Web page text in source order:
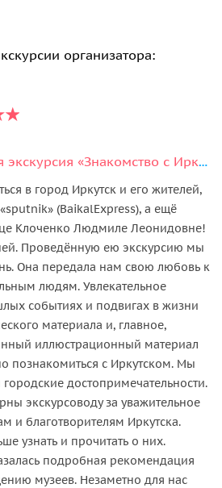
организатора:
Групповая обзорная экскурсия «Знакомство с Иркутском»
в город Иркутск и его жителей,
(BaikalExpress), а ещё
Клоченко Людмиле Леонидовне!
Проведённую ею экскурсию мы
Она передала нам свою любовь к
людям. Увлекательное
событиях и подвигах в жизни
материала и, главное,
иллюстрационный материал
познакомиться с Иркутском. Мы
достопримечательности.
экскурсоводу за уважительное
и благотворителям Иркутска.
узнать и прочитать о них.
подробная рекомендация
музеев. Незаметно для нас